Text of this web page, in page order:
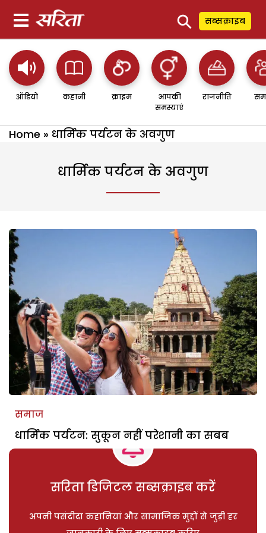
⚲ सब्सक्राइब
ऑडियो कहानी क्राइम
आपकी
समस्याएं
राजनीति
Home » धार्मिक पर्यटन के अवगुण
धार्मिक पर्यटन के अवगुण
समाज
धार्मिक पर्यटन: सुकून नहीं परेशानी का सबब
सरिता डिजिटल सब्सक्राइब करें
अपनी पसंदीदा कहानियां और सामाजिक मुद्दों से जुड़ी हर